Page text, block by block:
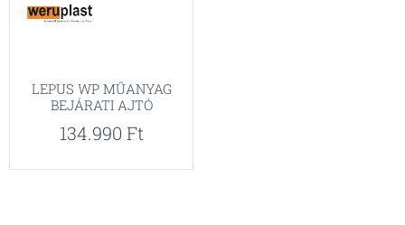
LEPUS WP MŰANYAG
BEJÁRATI AJTÓ
134.990 Ft